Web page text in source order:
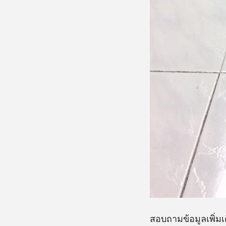
สอบถามข้อมูลเพิ่ม